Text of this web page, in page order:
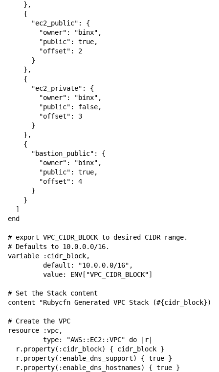
    },
    {
      "ec2_public": {
        "owner": "binx",
        "public": true,
        "offset": 2
      }
    },
    {
      "ec2_private": {
        "owner": "binx",
        "public": false,
        "offset": 3
      }
    },
    {
      "bastion_public": {
        "owner": "binx",
        "public": true,
        "offset": 4
      }
    }
  ]
end
# export VPC_CIDR_BLOCK to desired CIDR range.
# Defaults to 10.0.0.0/16.
variable :cidr_block,
         default: "10.0.0.0/16",
         value: ENV["VPC_CIDR_BLOCK"]
# Set the Stack content
content "Rubycfn Generated VPC Stack (#{cidr_block})"
# Create the VPC
resource :vpc,
         type: "AWS::EC2::VPC" do |r|
  r.property(:cidr_block) { cidr_block }
  r.property(:enable_dns_support) { true }
  r.property(:enable_dns_hostnames) { true }